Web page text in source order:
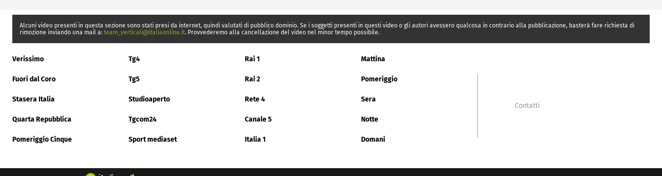
Alcuni video presenti in questa sezione sono stati presi da internet, quindi valutati di pubblico dominio. Se i soggetti presenti in questi video o gli autori avessero qualcosa in contrario alla pubblicazione, basterà fare richiesta di
rimozione inviando una mail a: team_verticali@italiaonline.it. Provvederemo alla cancellazione del video nel minor tempo possibile.
Verissimo Tg4 Rai 1 Mattina
Fuori dal Coro Tg5 Rai 2 Pomeriggio
Stasera Italia Studioaperto Rete 4 Sera
Quarta Repubblica Tgcom24 Canale 5 Notte
Pomeriggio Cinque Sport mediaset Italia 1 Domani
Contatti